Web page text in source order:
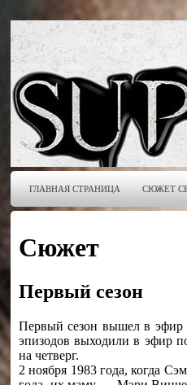
ГЛАВНАЯ СТРАНИЦА СЮЖЕТ
Сюжет
Первый сезон
Первый сезон вышел в эфир
эпизодов выходили в эфир
на четверг.
2 ноября 1983 года, когда